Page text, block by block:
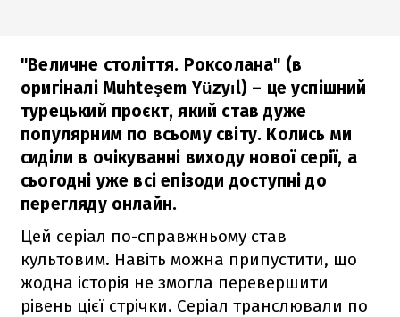
"Величне століття. Роксолана" (в
оригіналі Muhteşem Yüzyıl) – це успішний
турецький проєкт, який став дуже
популярним по всьому світу. Колись ми
сиділи в очікуванні виходу нової серії, а
сьогодні уже всі епізоди доступні до
перегляду онлайн.
Цей серіал по-справжньому став
культовим. Навіть можна припустити, що
жодна історія не змогла перевершити
рівень цієї стрічки. Серіал транслювали по